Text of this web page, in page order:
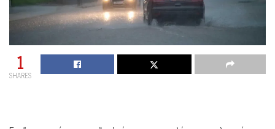
1
SHARES